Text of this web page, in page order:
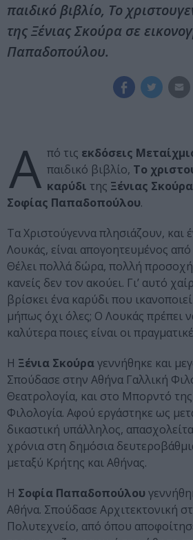
παιδικό βιβλίο, Το
της Ξένιας Σκούρα σε
Παπαδοπούλου.
Α πό τις εκδόσεις
παιδικό βιβλίο, Το
καρύδι της Ξένιας Σκούρα
Σοφίας Παπαδοπούλου.
Τα Χριστούγεννα πλησιάζουν, και
Λουκάς, είναι απογοητευμένος από
Θέλει πολλά δώρα, πολλή προσοχή,
κανείς δεν τον ακούει. Γι’ αυτό
βρίσκει ένα καρύδι που
μήπως όχι όλες; Ο Λουκάς πρέπει
καλύτερα ποιες είναι οι
Η Ξένια Σκούραγεννήθηκε και
Σπούδασε στην Αθήνα Γαλλική
Θεατρολογία, και στο Μπορντό της
Φιλολογία. Αφού εργάστηκε ως
δικαστική υπάλληλος,
χρόνια στη δημόσια
μεταξύ Κρήτης και Αθήνας.
Η Σοφία Παπαδοπούλου
Αθήνα. Σπούδασε Αρχιτεκτονική
Πολυτεχνείο, από όπου